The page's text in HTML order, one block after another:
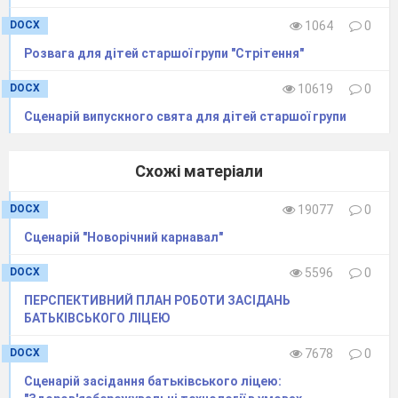
До зали заходить лиска і співає пісню
Лисичка:
Свята цього не буває.
Без ялинки кожен знає
Буде радощів багато
лиска побачила нашу ялинку
Лиска сідає
Ведуча:не встигла лиска за собою слід
хвостом замести, як тут знов-
Рип-рип, без дороги
Йде ведмедик клишоногий
Заходить ведмедик
Ведмедик: де ялинки тут зростають?
DOCX 1064
0
Розвага для дітей старшої групи "Стрітення"
DOCX 10619
0
Сценарій випускного свята для дітей старшої групи
Схожі матеріали
DOCX 19077
0
Сценарій "Новорічний карнавал"
DOCX 5596
0
ПЕРСПЕКТИВНИЙ ПЛАН РОБОТИ ЗАСІДАНЬ
БАТЬКІВСЬКОГО ЛІЦЕЮ
DOCX 7678
0
Сценарій засідання батьківського ліцею: